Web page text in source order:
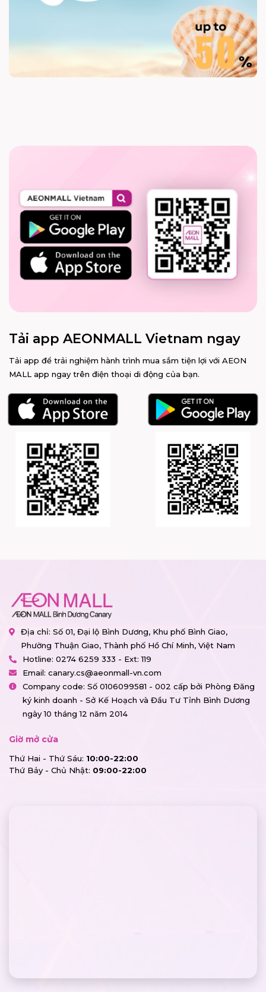
Tải app AEONMALL Vietnam ngay
Tải app để trải nghiệm hành trình mua sắm tiện lợi với AEON
MALL app ngay trên điện thoại di động của bạn.
Địa chỉ: Số 01, Đại lộ Bình Dương, Khu phố Bình Giao,
Phường Thuận Giao, Thành phố Hồ Chí Minh, Việt Nam
Hotline: 0274 6259 333 - Ext: 119
Email: canary.cs@aeonmall-vn.com
Company code: Số 0106099581 - 002 cấp bởi Phòng Đăng
ký kinh doanh - Sở Kế Hoạch và Đầu Tư Tỉnh Bình Dương
ngày 10 tháng 12 năm 2014
Giờ mở cửa
Thứ Hai - Thứ Sáu: 10:00-22:00
Thứ Bảy - Chủ Nhật: 09:00-22:00